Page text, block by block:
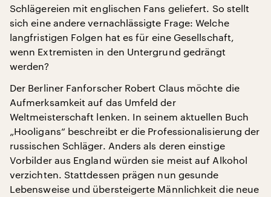
Schlägereien mit englischen Fans geliefert. So stellt
sich eine andere vernachlässigte Frage: Welche
langfristigen Folgen hat es für eine Gesellschaft,
wenn Extremisten in den Untergrund gedrängt
werden?
Der Berliner Fanforscher Robert Claus möchte die
Aufmerksamkeit auf das Umfeld der
Weltmeisterschaft lenken. In seinem aktuellen Buch
„Hooligans“ beschreibt er die Professionalisierung der
russischen Schläger. Anders als deren einstige
Vorbilder aus England würden sie meist auf Alkohol
verzichten. Stattdessen prägen nun gesunde
Lebensweise und übersteigerte Männlichkeit die neue